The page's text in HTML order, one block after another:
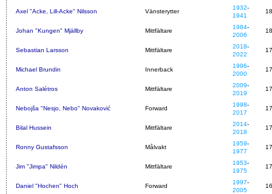
Axel "Acke, Lill-Acke" Nilsson Vänsterytter
1932-
1941
Johan "Kungen" Mjällby Mittfältare
1984-
2006
Sebastian Larsson Mittfältare
2018-
2022
Michael Brundin Innerback
1996-
2000
Anton Salétros Mittfältare
2009-
2019
Nebojša "Nesjo, Nebo" Novaković Forward
1998-
2017
Bilal Hussein Mittfältare
2014-
2018
Ronny Gustafsson Målvakt
1959-
1977
Jim "Jimpa" Nildén Mittfältare
1953-
1975
Daniel "Hochen" Hoch Forward
1997-
2005